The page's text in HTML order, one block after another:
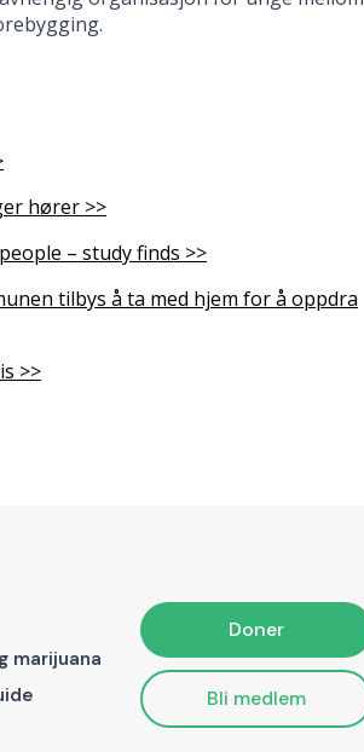
hører >>
– study finds >>
tilbys å ta med hjem for å oppdra
>>
marijuana
Doner
Bli medlem